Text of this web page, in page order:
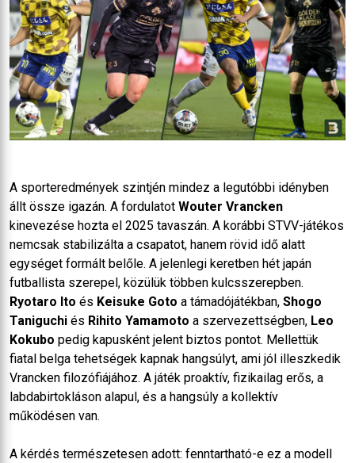
A sporteredmények szintjén mindez a legutóbbi idényben
állt össze igazán. A fordulatot Wouter Vrancken
kinevezése hozta el 2025 tavaszán. A korábbi STVV-játékos
nemcsak stabilizálta a csapatot, hanem rövid idő alatt
egységet formált belőle. A jelenlegi keretben hét japán
futballista szerepel, közülük többen kulcsszerepben.
Ryotaro Ito és Keisuke Goto a támadójátékban, Shogo
Taniguchi és Rihito Yamamoto a szervezettségben, Leo
Kokubo pedig kapusként jelent biztos pontot. Mellettük
fiatal belga tehetségek kapnak hangsúlyt, ami jól illeszkedik
Vrancken filozófiájához. A játék proaktív, fizikailag erős, a
labdabirtokláson alapul, és a hangsúly a kollektív
működésen van.
A kérdés természetesen adott: fenntartható-e ez a modell